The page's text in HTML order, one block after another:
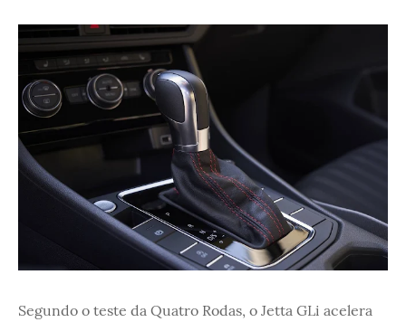
Segundo o teste da Quatro Rodas, o Jetta GLi acelera